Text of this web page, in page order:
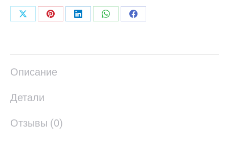
ПоделитьсяПоделитьсяПоделитьсяПоделитьсяПоделиться
Описание
Детали
Отзывы (0)